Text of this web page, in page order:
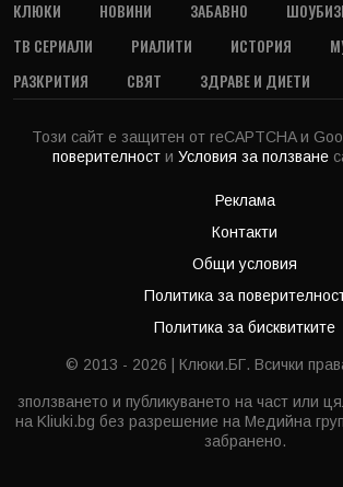
КЛЮКИ НОВИНИ ЗАБАВНО
ТВ СЕРИАЛИ
РИАЛИТИ ИСТОРИЯ
РАЗКРИТИЯ
СВЯТ ЗДРАВЕ И ДИЕТИ
Този сайт е защитен от reCAPTCHA и
поверителност и Условия за ползване
Реклама
Контакти
Общи условия
Политика за
Политика за бисквитките
© 2013 - 2026 | Клюки.БГ. Всички
зползването и публикуването на част или
на Kliuki.bg без разрешение на Медийна
забранено.